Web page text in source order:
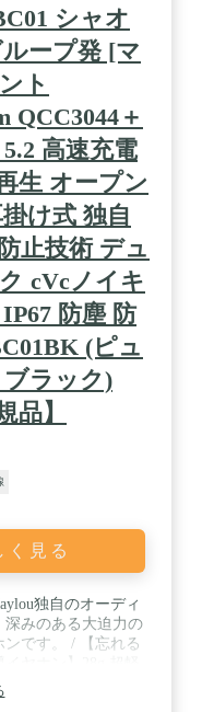
シャオ
ープ発 [マ
ト
QCC3044＋
高速充電
生 オープン
け式 独自
止技術 デュ
cVcノイキ
防塵 防
(ピュ
ラック)
品】
く見る
独自のオーディ
深みのある大迫力の
です。 / 【忘れる
長時間通話をしな
がら聴き」にピッ